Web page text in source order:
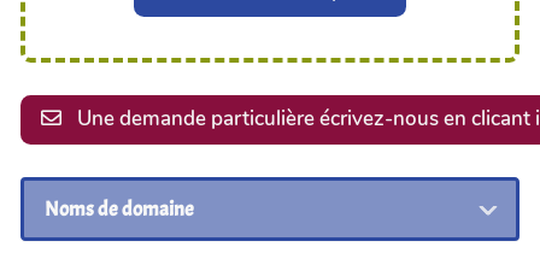
Une demande particulière écrivez-nous en clicant
Noms de domaine